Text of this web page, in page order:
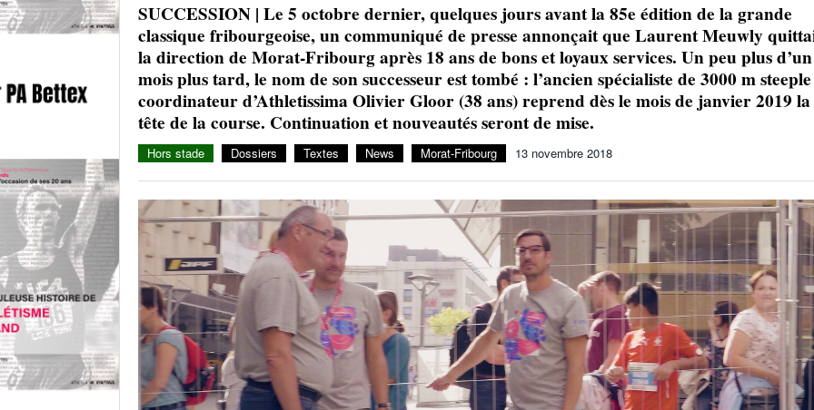
2025
Lettre de fans à la néo-détentrice du RECORD
D’EUROPE Ditaji Kambundji
- 9 mars 2025
Julien Wanders. Sensibilité, illusions, travail :
une lecture à ne pas manquer !- 13 décembre
2024
PUBLICITÉ
| VAUD
SUCCESSION | Le 5 octobre dernier, quelques jours avant la 85e édition de la grande
classique fribourgeoise, un communiqué de presse annonçait que Laurent Meuwly
la direction de Morat-Fribourg après 18 ans de bons et loyaux services. Un peu plus d’un
mois plus tard, le nom de son successeur est tombé : l’ancien spécialiste de 3000 m
coordinateur d’Athletissima Olivier Gloor (38 ans) reprend dès le mois de janvier 2019 la
tête de la course. Continuation et nouveautés seront de mise.
Hors stade Dossiers Textes News Morat-Fribourg 13 novembre 2018